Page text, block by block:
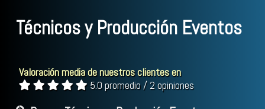
Técnicos y Producción Eventos
Valoración media de nuestros clientes en
5.0 promedio / 2 opiniones